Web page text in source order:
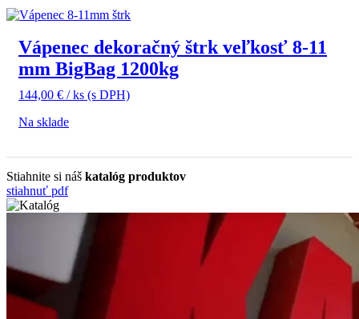
Vápenec dekoračný štrk veľkosť 8-11
mm BigBag 1200kg
144,00 € / ks (s DPH)
Na sklade
Stiahnite si náš katalóg produktov
stiahnuť pdf